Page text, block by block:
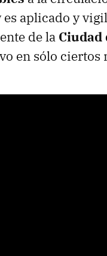
aplicado y
de la Ciudad
en sólo